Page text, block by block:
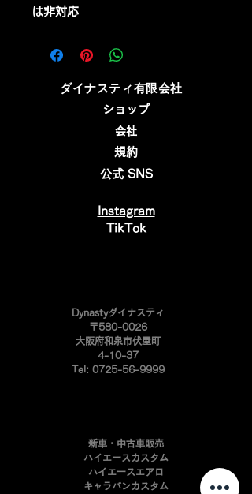
は非対応
​ダイナスティ有限会社
ショップ
会社
規約
公式 SNS
Instagram
​TikTok
​Dynastyダイナスティ
〒580-0026
大阪府和泉市伏屋町
4-10-37
Tel: 0725-56-9999
新車・中古車販売
ハイエースカスタム
ハイエースエアロ
キャラバンカスタム